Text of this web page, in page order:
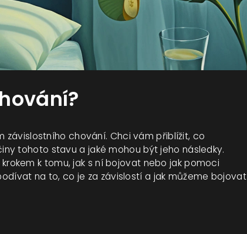
chování. Chci vám přiblížit, co
tohoto stavu a jaké mohou být jeho následky.
k tomu, jak s ní bojovat nebo jak pomoci
na to, co je za závislostí a jak můžeme bojovat